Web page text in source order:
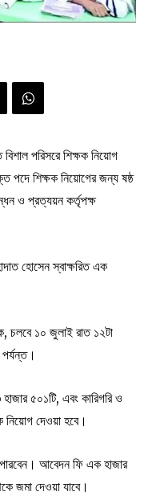
বিশাল পরিসরে শিক্ষক নিয়োগ
পদে শিক্ষক নিয়োগের জন্য ষষ্ঠ
ও প্রত্যয়ন কর্তৃপক্ষ
হোসেন স্বাক্ষরিত এক
চলবে ১০ জুলাই রাত ১২টা
৫০১টি, এবং কারিগরি ও
নিয়োগ দেওয়া হবে।
পারবেন। আবেদন ফি এক হাজার
জমা দেওয়া যাবে।